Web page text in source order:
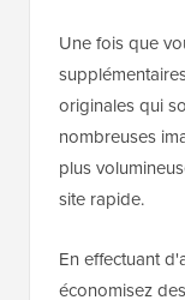
fichiers
Une fois que
originales qui
nombreuses
site rapide.